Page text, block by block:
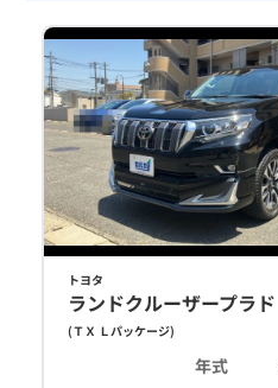
トヨタ
ランドクルーザープラド
(ＴＸ Ｌパッケージ)
年式